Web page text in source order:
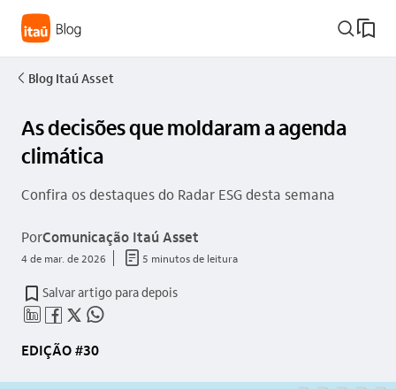
busca_outline
seta_esquerda Blog Itaú Asset
As decisões que moldaram a agenda
climática
Confira os destaques do Radar ESG desta semana
PorComunicação Itaú Asset
4 de mar. de 2026 documento_outline 5 minutos de leitura
Salvar artigo para depois
linkedin_base facebook_outline twitter_outline whatsapp_outline
EDIÇÃO #30